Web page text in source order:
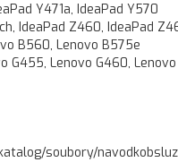
Y471a, IdeaPad Y570
IdeaPad Z460, IdeaPad
B560, Lenovo B575e
G455, Lenovo G460,
soubory/